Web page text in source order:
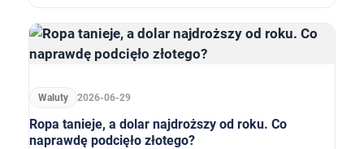
Waluty 2026-06-29
Ropa tanieje, a dolar najdroższy od roku. Co
naprawdę podcięło złotego?